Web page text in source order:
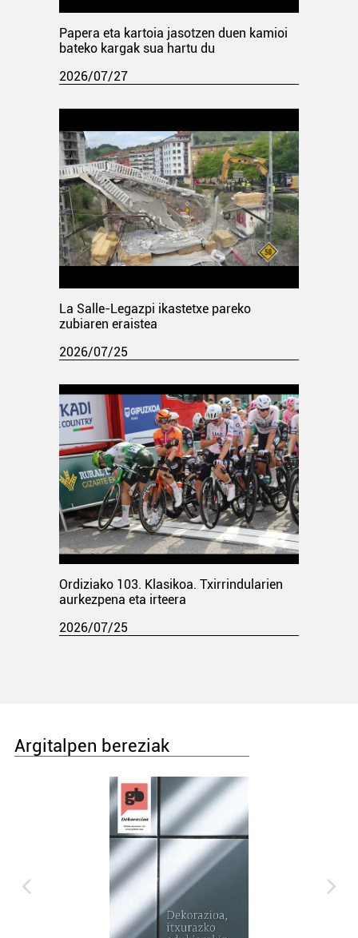
Papera eta kartoia jasotzen duen kamioi
bateko kargak sua hartu du
2026/07/27
La Salle-Legazpi ikastetxe pareko
zubiaren eraistea
2026/07/25
Ordiziako 103. Klasikoa. Txirrindularien
aurkezpena eta irteera
2026/07/25
Argitalpen bereziak